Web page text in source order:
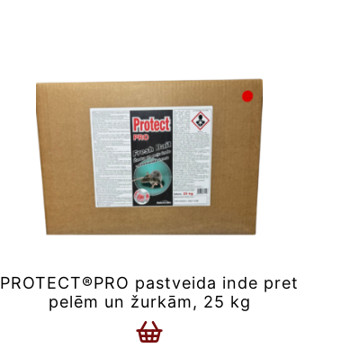
PROTECT®PRO pastveida inde pret
pelēm un žurkām, 25 kg